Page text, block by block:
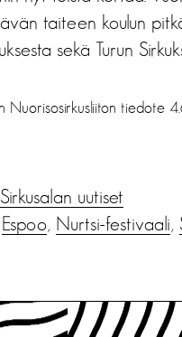
taiteen koulun
sekä Turun
Nuorisosirkusliiton tiedote
Sirkusalan uutiset
Espoo, Nurtsi-festivaali,